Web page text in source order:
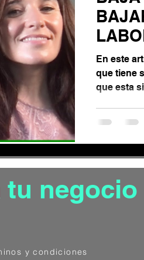
de estrés
En este
que tiene
que esta
tu negocio
y condiciones